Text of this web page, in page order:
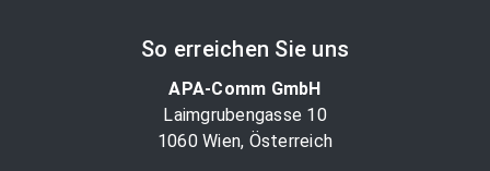
So erreichen Sie uns
APA-Comm GmbH
Laimgrubengasse 10
1060 Wien, Österreich